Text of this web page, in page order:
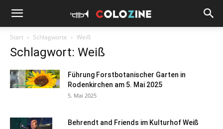
Start Schlagworte Weiß
Schlagwort: Weiß
Führung Forstbotanischer Garten in
Rodenkirchen am 5. Mai 2025
5. Mai 2025
Behrendt and Friends im Kulturhof Weiß